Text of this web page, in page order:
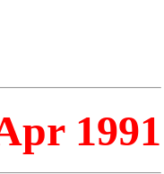
1991